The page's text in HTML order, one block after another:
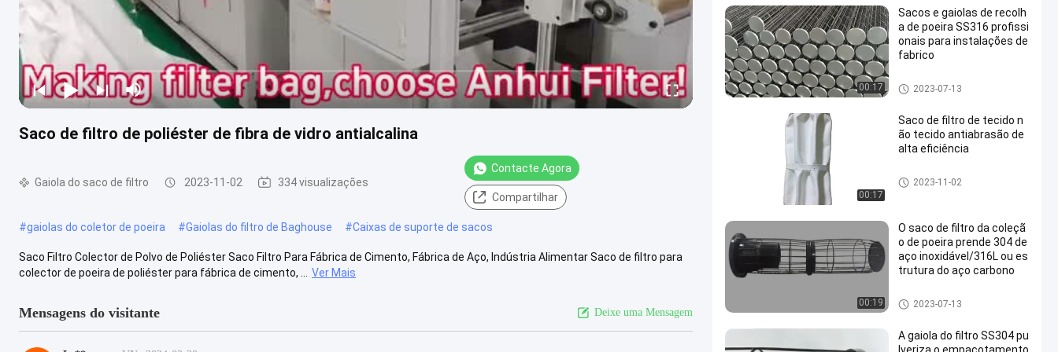
Saco de filtro de poliéster de fibra de vidro antialcalina
Gaiola do saco de filtro 2023-11-02 334 visualizações
Contacte Agora
Compartilhar
#gaiolas do coletor de poeira #Gaiolas do filtro de Baghouse #Caixas de suporte de sacos
Saco Filtro Colector de Polvo de Poliéster Saco Filtro Para Fábrica de Cimento, Fábrica de Aço, Indústria Alimentar Saco de filtro para
colector de poeira de poliéster para fábrica de cimento, ...
Ver Mais
Mensagens do visitante Deixe uma Mensagem
00:17
Sacos e gaiolas de recolh
a de poeira SS316 profissi
onais para instalações de
fabrico
Gaiola do saco de filtro
2023-07-13
00:17
Saco de filtro de tecido n
ão tecido antiabrasão de
alta eficiência
Gaiola do saco de filtro
2023-11-02
00:19
O saco de filtro da coleçã
o de poeira prende 304 de
aço inoxidável/316L ou es
trutura do aço carbono
Gaiola do saco de filtro
2023-07-13
A gaiola do filtro SS304 pu